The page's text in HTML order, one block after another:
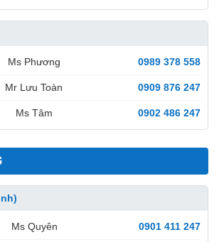
Ms Phương 0989 378 558
Mr Lưu Toàn 0909 876 247
Ms Tâm 0902 486 247
Ms Quyên 0901 411 247